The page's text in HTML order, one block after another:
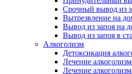
Срочный вывод из
Вытрезвление на
Вывод из запоя на
Вывод из запоя в
Алкоголизм
Детоксикация
Лечение
Лечение